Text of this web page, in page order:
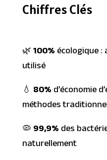
Chiffres Clés
🌿100%écologique
utilisé
💧 80%d’économie
méthodes
🦠99,9%des
naturellement